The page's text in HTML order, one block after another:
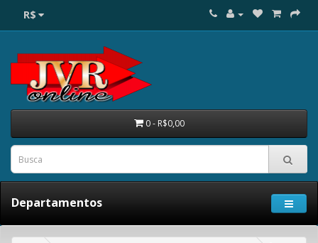
R$
0 - R$0,00
Departamentos